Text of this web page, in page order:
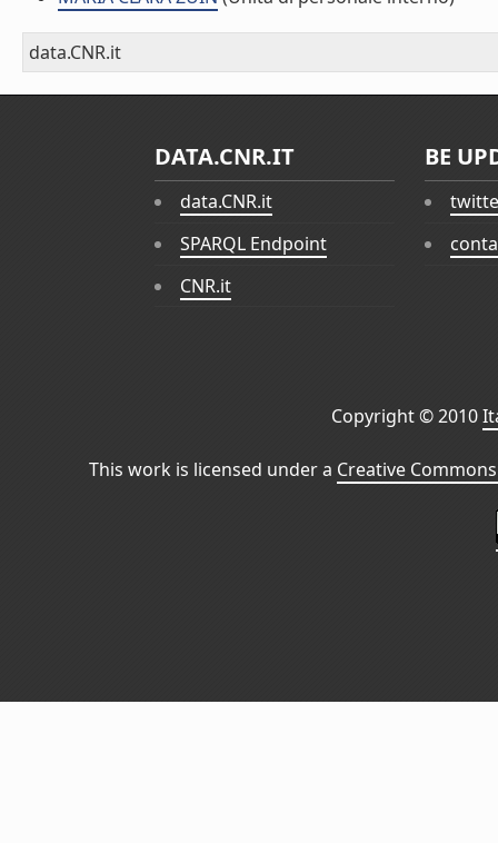
data.CNR.it
DATA.CNR.IT
data.CNR.it
SPARQL Endpoint
CNR.it
BE
Copyright © 2010
This work is licensed under a Creative